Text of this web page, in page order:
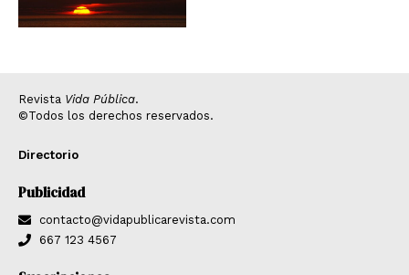
Revista Vida Pública.
©Todos los derechos reservados.
Directorio
Publicidad
contacto@vidapublicarevista.com
667 123 4567